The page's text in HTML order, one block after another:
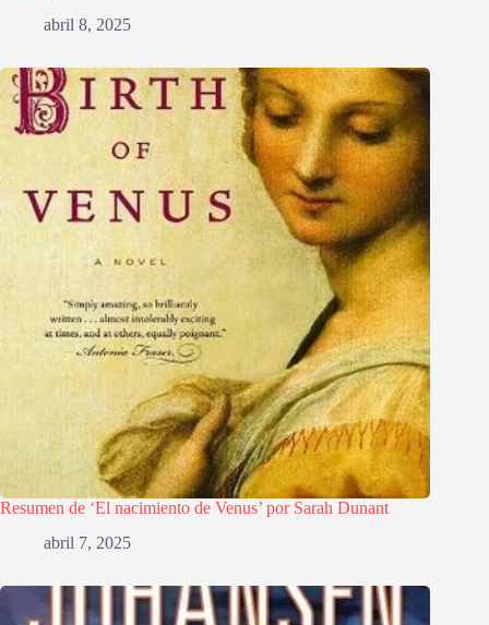
abril 8, 2025
Resumen de ‘El nacimiento de Venus’ por Sarah Dunant
abril 7, 2025